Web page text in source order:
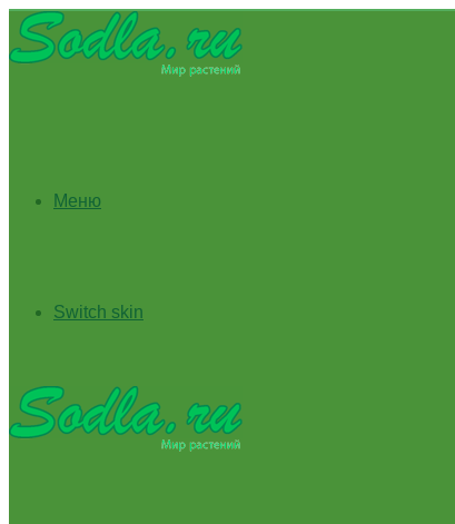
Меню
Switch skin